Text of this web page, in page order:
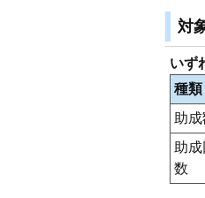
対
いず
種類
助
助成
数